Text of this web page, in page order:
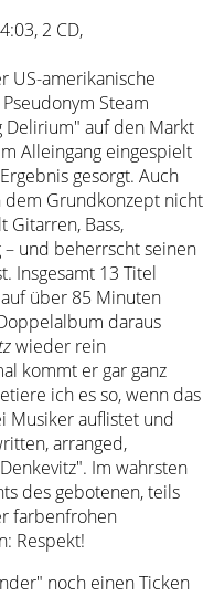
2 CD,
US-amerikanische
Steam
Delirium" auf den Markt
Alleingang eingespielt
gesorgt. Auch
dem Grundkonzept nicht
Gitarren, Bass,
– und beherrscht seinen
Insgesamt 13 Titel
über 85 Minuten
daraus
wieder rein
kommt er gar ganz
ich es so, wenn das
Musiker auflistet und
arranged,
Im wahrsten
des gebotenen, teils
farbenfrohen
Respekt!
noch einen Ticken